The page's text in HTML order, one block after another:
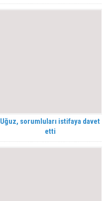
Uğuz, sorumluları istifaya davet
etti